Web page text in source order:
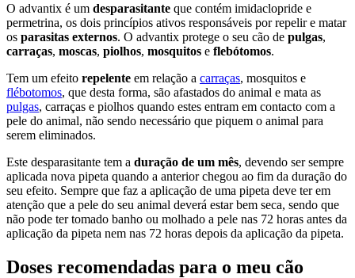
O advantix é um desparasitante que contém imidaclopride e
permetrina, os dois princípios ativos responsáveis por repelir e matar
os parasitas externos. O advantix protege o seu cão de pulgas,
carraças, moscas, piolhos, mosquitos e flebótomos.
Tem um efeito repelente em relação a carraças, mosquitos e
flébotomos, que desta forma, são afastados do animal e mata as
pulgas, carraças e piolhos quando estes entram em contacto com a
pele do animal, não sendo necessário que piquem o animal para
serem eliminados.
Este desparasitante tem a duração de um mês, devendo ser sempre
aplicada nova pipeta quando a anterior chegou ao fim da duração do
seu efeito. Sempre que faz a aplicação de uma pipeta deve ter em
atenção que a pele do seu animal deverá estar bem seca, sendo que
não pode ter tomado banho ou molhado a pele nas 72 horas antes da
aplicação da pipeta nem nas 72 horas depois da aplicação da pipeta.
Doses recomendadas para o meu cão